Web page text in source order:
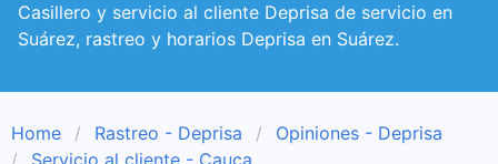
Casillero y servicio al cliente Deprisa de servicio en
Suárez, rastreo y horarios Deprisa en Suárez.
Home Rastreo - Deprisa
Opiniones - Deprisa
Servicio al cliente - Cauca